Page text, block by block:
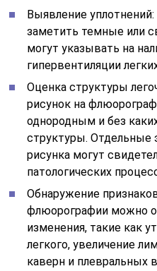
Выявление
заметить темные или
могут указывать на
гипервентиляции
Оценка структуры
рисунок на
однородным и без
структуры. Отдельные
рисунка могут
патологических
Обнаружение
флюорографии можно
изменения, такие как
легкого, увеличение
каверн и плевральных